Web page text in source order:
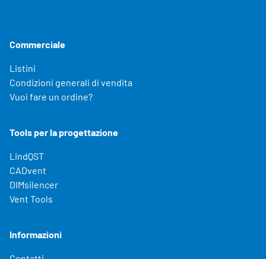
Commerciale
Listini
Condizioni generali di vendita
Vuoi fare un ordine?
Tools per la progettazione
LindQST
CADvent
DIMsilencer
Vent Tools
Informazioni